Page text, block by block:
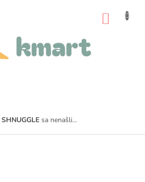
SHNUGGLE sa nenašli...